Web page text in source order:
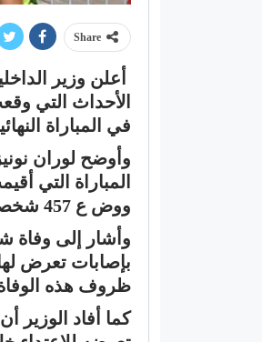
Share
الأحداث التي
في المباراة
وأوضح لوران
ووض ع 457 شخصا تحت الحراسة النظرية.
بإصابات تعرض
ظروف هذه